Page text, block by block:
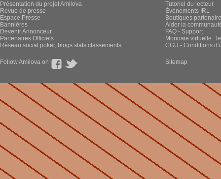
Présentation du projet Amilova
Revue de presse
Espace Presse
Bannières
Devenir Annonceur
Partenaires Officiels
Réseau social poker, blogs stats classements
Tutoriel du lecteur
Évènements IRL
Boutiques
Aider la
FAQ - Support
Monnaie virtuelle :
CGU - Conditions
Follow Amilova on Sitemap